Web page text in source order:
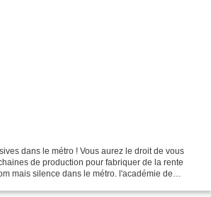
dans le métro ! Vous aurez le droit de vous
de production pour fabriquer de la rente
mais silence dans le métro. l'académie de